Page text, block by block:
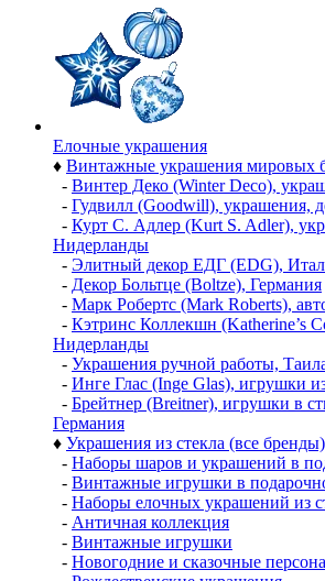
Елочные украшения
♦ Винтажные украшения мировых
- Винтер Деко (Winter Deco),
- Гудвилл (Goodwill), украшения,
- Курт С. Адлер (Kurt S. Adler),
Нидерланды
- Элитный декор ЕДГ (EDG),
- Декор Больтце (Boltze), Германия
- Марк Робертс (Mark Roberts),
- Кэтринс Коллекшн (Katherine’s
Нидерланды
- Украшения ручной работы,
- Инге Глас (Inge Glas), игрушки
- Брейтнер (Breitner), игрушки в
Германия
♦ Украшения из стекла (все бренды)
- Наборы шаров и украшений в
- Винтажные игрушки в
- Наборы елочных украшений из
- Античная коллекция
- Винтажные игрушки
- Новогодние и сказочные